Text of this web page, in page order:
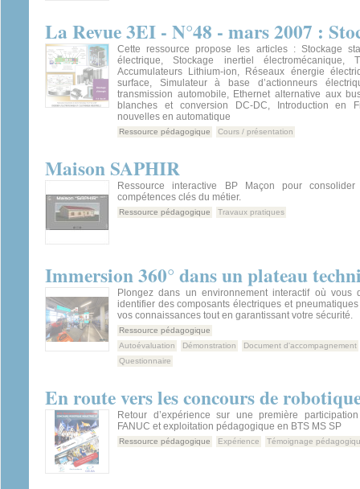
La Revue 3EI - N°48 - mars 2007 :
Cette ressource propose les articles : Stockage
électrique, Stockage inertiel électromécanique,
Accumulateurs Lithium-ion, Réseaux énergie
surface, Simulateur à base d’actionneurs
transmission automobile, Ethernet alternative aux
blanches et conversion DC-DC, Introduction en
nouvelles en automatique
Ressource pédagogique Cours / présentation
Maison SAPHIR
Ressource interactive BP Maçon pour consolider
compétences clés du métier.
Ressource pédagogique Travaux pratiques
Immersion 360° dans un plateau
Plongez dans un environnement interactif où vous
identifier des composants électriques et
vos connaissances tout en garantissant votre sécurité.
Ressource pédagogique
Autoévaluation
Démonstration
Document d'accompagnement
Questionnaire
En route vers les concours de
Retour d’expérience sur une première
FANUC et exploitation pédagogique en BTS MS SP
Ressource pédagogique Expérience Témoignage